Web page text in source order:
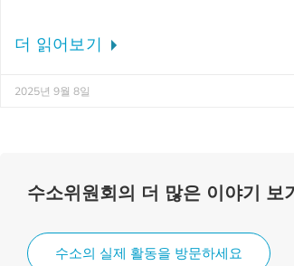
더 읽어보기
2025년 9월 8일
수소위원회의 더 많은 이야기 보
수소의 실제 활동을 방문하세요